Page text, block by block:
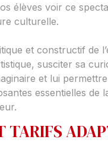
élèves voir ce
culturelle.
et constructif de
susciter sa
et lui permettre
essentielles de
TARIFS